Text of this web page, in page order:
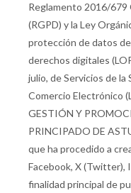
Reglamento 2016/
(RGPD) y la Ley
protección de datos
derechos digitales
julio, de Servicios de la
Comercio Electrónico
GESTIÓN Y
PRINCIPADO DE
que ha procedido a
Facebook, X (Twitter),
finalidad principal de